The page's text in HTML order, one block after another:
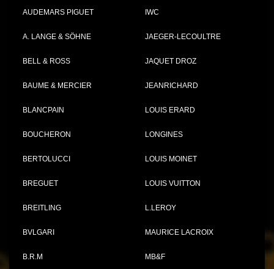
AUDEMARS PIGUET
A. LANGE & SÖHNE
BELL & ROSS
BAUME & MERCIER
BLANCPAIN
BOUCHERON
BERTOLUCCI
BREGUET
BREITLING
BVLGARI
B.R.M
IWC
JAEGER-LECOULTRE
JAQUET DROZ
JEANRICHARD
LOUIS ERARD
LONGINES
LOUIS MOINET
LOUIS VUITTON
L.LEROY
MAURICE LACROIX
MB&F